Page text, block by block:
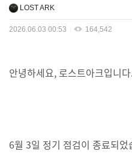
항 LOST ARK
2026.06.03 00:53 164,542
안녕하세요, 로스트아크입니
6월 3일 정기 점검이 종료되